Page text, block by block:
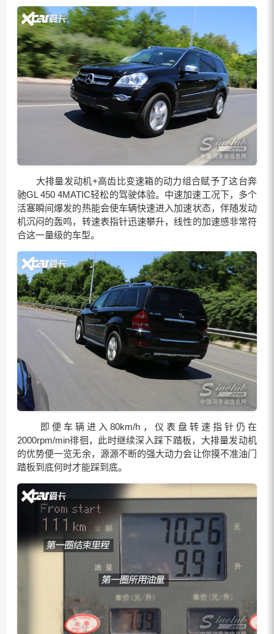
大排量发动机+高齿比变速箱的动力组合赋予了这台奔
驰GL 450 4MATIC轻松的驾驶体验。中速加速工况下，多个
活塞瞬间爆发的热能会使车辆快速进入加速状态，伴随发动
机沉闷的轰鸣，转速表指针迅速攀升，线性的加速感非常符
合这一量级的车型。
即便车辆进入80km/h，仪表盘转速指针仍在
2000rpm/min徘徊，此时继续深入踩下踏板，大排量发动机
的优势便一览无余，源源不断的强大动力会让你摸不准油门
踏板到底何时才能踩到底。